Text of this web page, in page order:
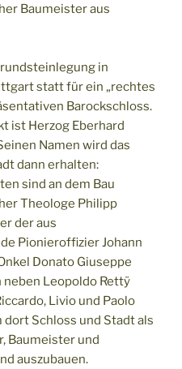
Baumeister aus
in
statt für ein „rechtes
Barockschloss.
ist Herzog Eberhard
Namen wird das
dann erhalten:
sind an dem Bau
Theologe Philipp
der aus
Pionieroffizier Johann
Donato Giuseppe
Leopoldo Rettÿ
Livio und Paolo
Schloss und Stadt als
Baumeister und
auszubauen.